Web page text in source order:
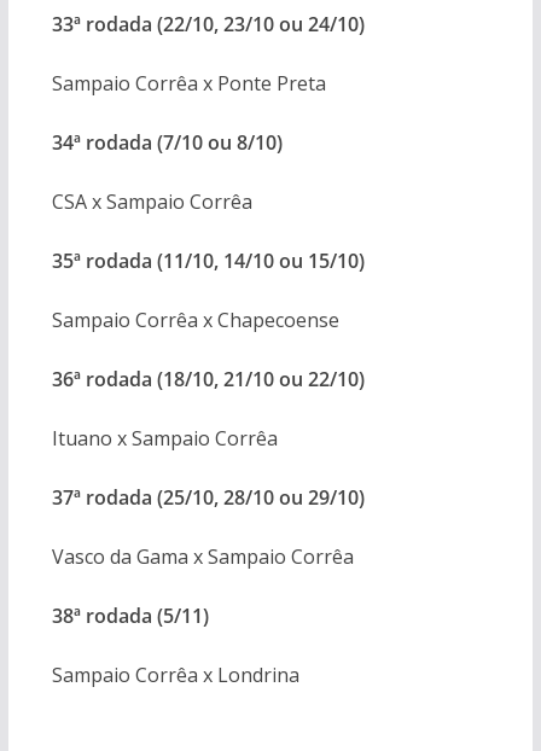
33ª rodada (22/10, 23/10 ou 24/10)
Sampaio Corrêa x Ponte Preta
34ª rodada (7/10 ou 8/10)
CSA x Sampaio Corrêa
35ª rodada (11/10, 14/10 ou 15/10)
Sampaio Corrêa x Chapecoense
36ª rodada (18/10, 21/10 ou 22/10)
Ituano x Sampaio Corrêa
37ª rodada (25/10, 28/10 ou 29/10)
Vasco da Gama x Sampaio Corrêa
38ª rodada (5/11)
Sampaio Corrêa x Londrina